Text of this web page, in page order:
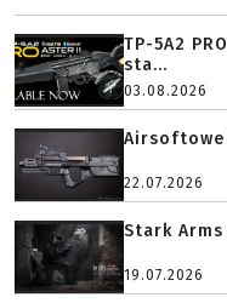
TP-5A2
sta...
03.08.2026
22.07.2026
Stark
19.07.2026